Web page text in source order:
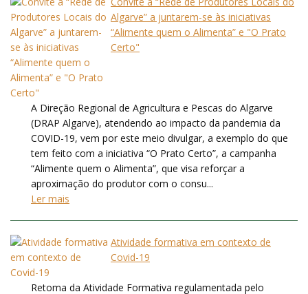
Algarve” a juntarem-se às iniciativas
“Alimente quem o Alimenta” e "O Prato
Certo"
A Direção Regional de Agricultura e Pescas do Algarve
(DRAP Algarve), atendendo ao impacto da pandemia da
COVID-19, vem por este meio divulgar, a exemplo do que
tem feito com a iniciativa “O Prato Certo”, a campanha
“Alimente quem o Alimenta”, que visa reforçar a
aproximação do produtor com o consu...
Ler mais
Atividade formativa em contexto de
Covid-19
Retoma da Atividade Formativa regulamentada pelo